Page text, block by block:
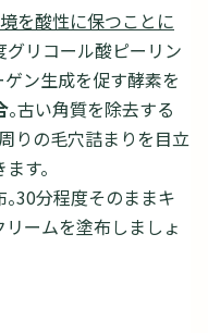
を酸性に保つことに
グリコール酸ピーリン
ゲン生成を促す酵素を
。古い角質を除去する
りの毛穴詰まりを目立
す。
30分程度そのままキ
リームを塗布しましょ